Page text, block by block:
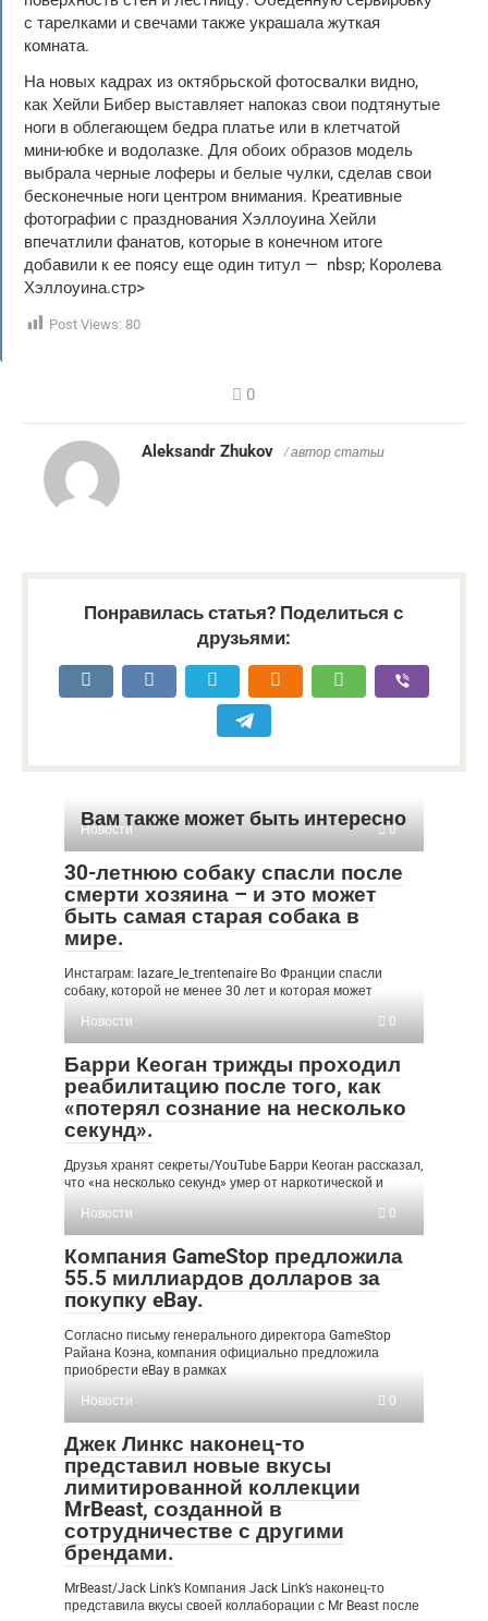
с тарелками и свечами также украшала жуткая
комната.
На новых кадрах из октябрьской фотосвалки видно,
как Хейли Бибер выставляет напоказ свои подтянутые
ноги в облегающем бедра платье или в клетчатой ​​
мини-юбке и водолазке. Для обоих образов модель
выбрала черные лоферы и белые чулки, сделав свои
бесконечные ноги центром внимания. Креативные
фотографии с празднования Хэллоуина Хейли
впечатлили фанатов, которые в конечном итоге
добавили к ее поясу еще один титул — nbsp; Королева
Хэллоуина.стр>
Post Views: 80
0
Aleksandr Zhukov / автор статьи
Понравилась статья? Поделиться с
друзьями:
Вам также может быть интересно
Новости 0
30-летнюю собаку спасли после
смерти хозяина – и это может
быть самая старая собака в
мире.
Инстаграм: lazare_le_trentenaire Во Франции спасли
собаку, которой не менее 30 лет и которая может
Новости
0
Барри Кеоган трижды проходил
реабилитацию после того, как
«потерял сознание на несколько
секунд».
Друзья хранят секреты/YouTube Барри Кеоган рассказал,
что «на несколько секунд» умер от наркотической и
Новости
0
Компания GameStop предложила
55.5 миллиардов долларов за
покупку eBay.
Согласно письму генерального директора GameStop
Райана Коэна, компания официально предложила
приобрести eBay в рамках
Новости
0
Джек Линкс наконец-то
представил новые вкусы
лимитированной коллекции
MrBeast, созданной в
сотрудничестве с другими
брендами.
MrBeast/Jack Link’s Компания Jack Link’s наконец-то
представила вкусы своей коллаборации с Mr Beast после